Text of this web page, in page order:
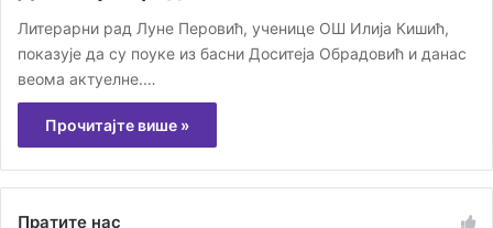
Литерарни рад Луне Перовић, ученице ОШ Илија Кишић,
показује да су поуке из басни Доситеја Обрадовић и данас
веома актуелне.…
Прочитајте више »
Пратите нас